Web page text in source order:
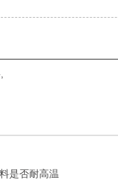
是否耐高温